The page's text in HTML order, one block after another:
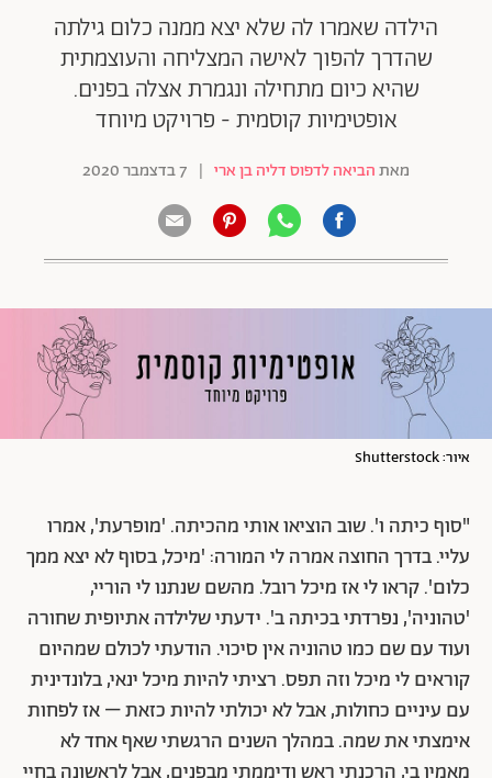
הילדה שאמרו לה שלא יצא ממנה כלום גילתה
שהדרך להפוך לאישה המצליחה והעוצמתית
שהיא כיום מתחילה ונגמרת אצלה בפנים.
אופטימיות קוסמית - פרויקט מיוחד
מאתהביאה לדפוס דליה בן ארי | 7 בדצמבר 2020
איור: Shutterstock
"סוף כיתה ו'. שוב הוציאו אותי מהכיתה. 'מופרעת', אמרו
עליי. בדרך החוצה אמרה לי המורה: 'מיכל, בסוף לא יצא ממך
כלום'. קראו לי אז מיכל רובל. מהשם שנתנו לי הוריי,
'טהוניה', נפרדתי בכיתה ב'. ידעתי שלילדה אתיופית שחורה
ועוד עם שם כמו טהוניה אין סיכוי. הודעתי לכולם שמהיום
קוראים לי מיכל וזה תפס. רציתי להיות מיכל ינאי, בלונדינית
עם עיניים כחולות, אבל לא יכולתי להיות כזאת – אז לפחות
אימצתי את שמה. במהלך השנים הרגשתי שאף אחד לא